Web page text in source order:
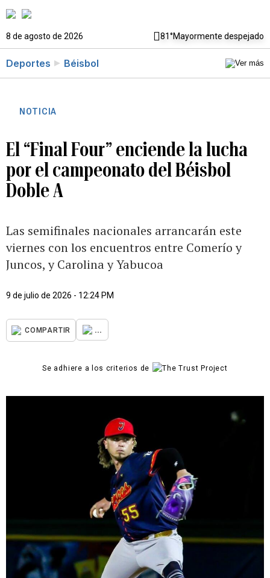
8 de agosto de 2026 81°Mayormente despejado
Deportes Béisbol
NOTICIA
El “Final Four” enciende la lucha
por el campeonato del Béisbol
Doble A
Las semifinales nacionales arrancarán este
viernes con los encuentros entre Comerío y
Juncos, y Carolina y Yabucoa
9 de julio de 2026 - 12:24 PM
COMPARTIR ...
Se adhiere a los criterios de